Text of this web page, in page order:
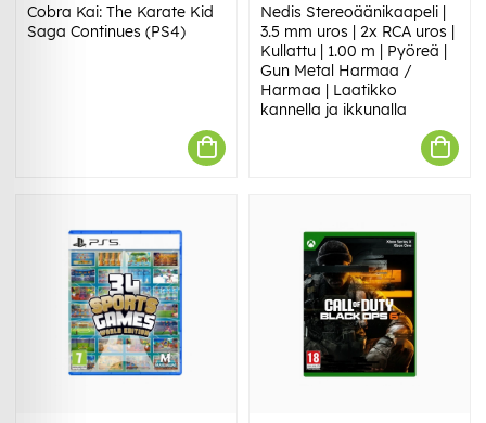
Cobra Kai: The Karate Kid
Saga Continues (PS4)
Nedis Stereoäänikaapeli |
3.5 mm uros | 2x RCA uros |
Kullattu | 1.00 m | Pyöreä |
Gun Metal Harmaa /
Harmaa | Laatikko
kannella ja ikkunalla